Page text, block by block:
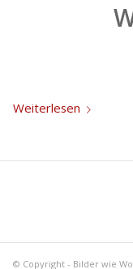
Weiterlesen
© Copyright - Bilder wie